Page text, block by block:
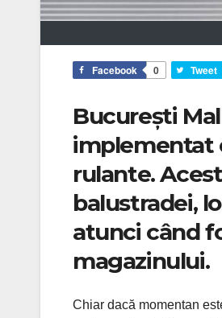
Facebook 0 Tweet
București
implementat
rulante.
balustradei,
atunci când
magazinului.
Chiar dacă momentan